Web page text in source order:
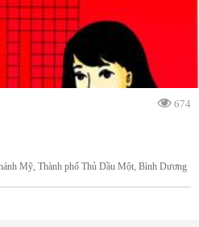
674
Mỹ, Thành phố Thủ Dầu Một, Bình Dương